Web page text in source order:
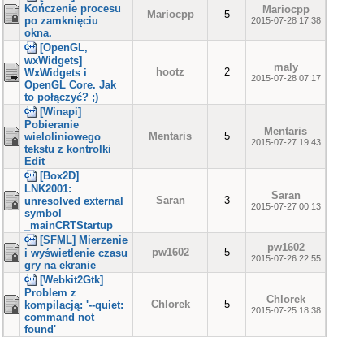
Kończenie procesu
po zamknięciu
okna.
Mariocpp 5 Mariocpp
2015-07-28 17:38
[OpenGL,
wxWidgets]
WxWidgets i
OpenGL Core. Jak
to połączyć? ;)
hootz 2 maly
2015-07-28 07:17
[Winapi]
Pobieranie
wieloliniowego
tekstu z kontrolki
Edit
Mentaris 5 Mentaris
2015-07-27 19:43
[Box2D]
LNK2001:
unresolved external
symbol
_mainCRTStartup
Saran 3 Saran
2015-07-27 00:13
[SFML] Mierzenie
i wyświetlenie czasu
gry na ekranie
pw1602 5 pw1602
2015-07-26 22:55
[Webkit2Gtk]
Problem z
kompilacją: '--quiet:
command not
found'
Chlorek 5 Chlorek
2015-07-25 18:38